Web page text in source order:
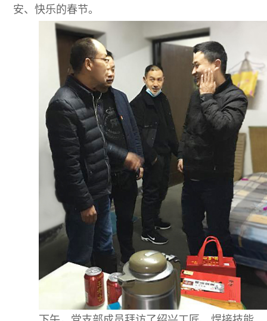
安、快乐的春节。